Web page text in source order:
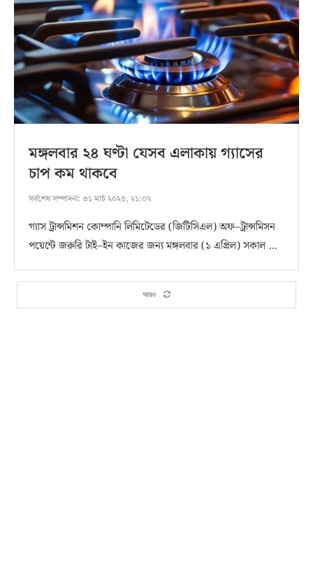
মঙ্গলবার ২৪ ঘণ্টা যেসব এলাকায় গ্যাসের
চাপ কম থাকবে
সর্বশেষ সম্পাদনা: ৩১ মার্চ ২০২৫, ২১:০৭
গ্যাস ট্রান্সমিশন কোম্পানি লিমিটেডের (জিটিসিএল) অফ–ট্রান্সমিসন
পয়েন্টে জরুরি টাই–ইন কাজের জন্য মঙ্গলবার (১ এপ্রিল) সকাল …
আরও